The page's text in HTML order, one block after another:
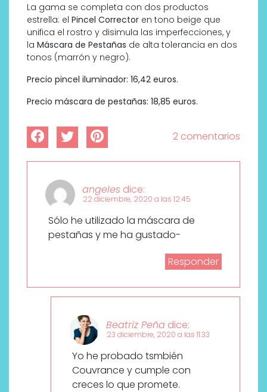
La gama se completa con dos productos
estrella: el Pincel Corrector en tono beige que
unifica el rostro y disimula las imperfecciones, y
la Máscara de Pestañas de alta tolerancia en dos
tonos (marrón y negro).
Precio pincel iluminador: 16,42 euros.
Precio máscara de pestañas: 18,85 euros.
2 comentarios
angeles dice:
22 diciembre, 2020 a las 12:45
Sólo he utilizado la máscara de
pestañas y me ha gustado-
Responder
Beatriz Peña dice:
23 diciembre, 2020 a las 11:33
Yo he probado tsmbién
Couvrance y cumple con
creces lo que promete.